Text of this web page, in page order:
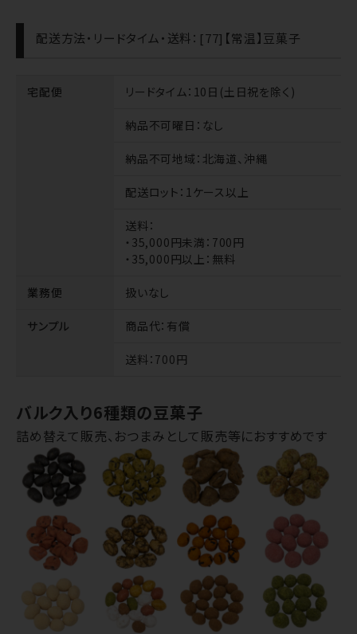
配送方法・リードタイム・送料：[77]【常温】豆菓子
宅配便 リードタイム：10日(土日祝を除く)
納品不可曜日 ：なし
納品不可地域 ：北海道、沖縄
配送ロット ：1ケース以上
送料：
・35,000円未満：700円
・35,000円以上：無料
業務便 扱いなし
サンプル 商品代：有償
送料：700円
バルク入り6種類の豆菓子
詰め替えて販売、おつまみとして販売等におすすめです